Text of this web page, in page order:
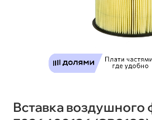
ставка воздушного